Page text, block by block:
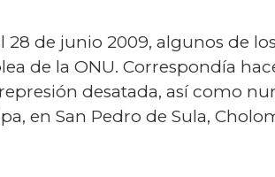
28 de junio 2009, algunos de
de la ONU. Correspondía
desatada, así como
en San Pedro de Sula,